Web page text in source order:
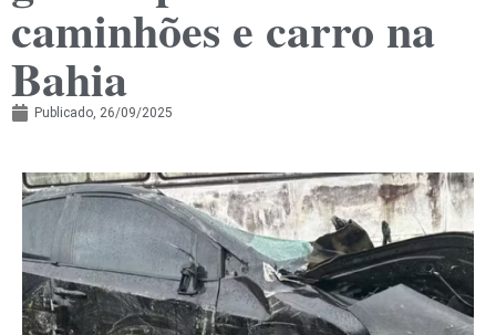
caminhões e carro na
Bahia
Publicado, 26/09/2025